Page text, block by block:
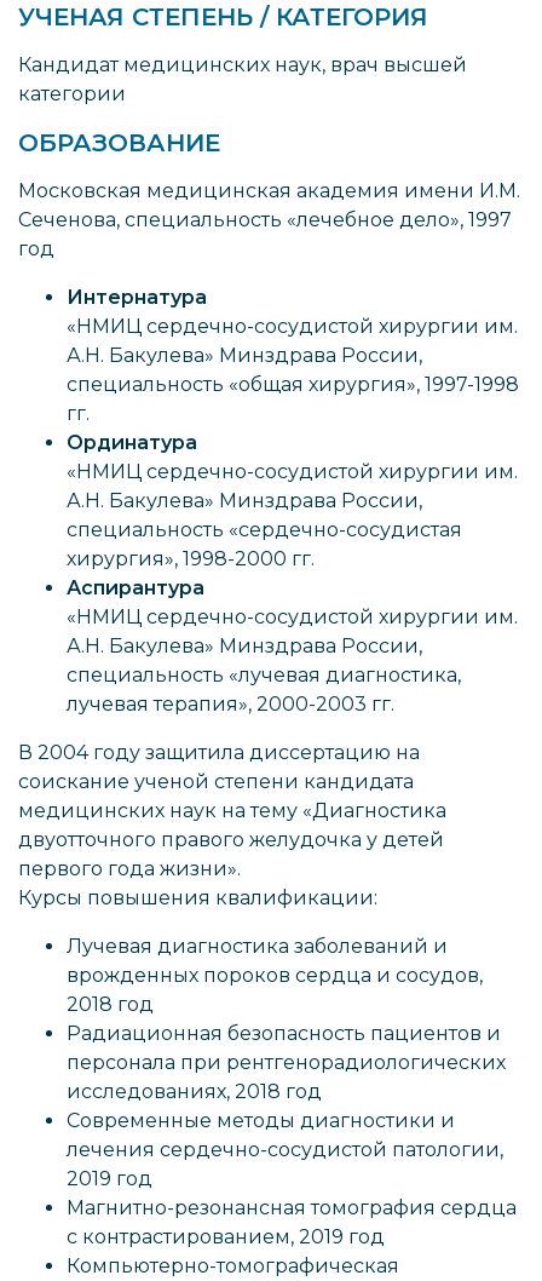
УЧЕНАЯ СТЕПЕНЬ / КАТЕГОРИЯ
Кандидат медицинских наук, врач высшей
категории
ОБРАЗОВАНИЕ
Московская медицинская академия имени И.М.
Сеченова, специальность «лечебное дело», 1997
год
Интернатура
«НМИЦ сердечно-сосудистой хирургии им.
А.Н. Бакулева» Минздрава России,
специальность «общая хирургия», 1997-1998
гг.
Ординатура
«НМИЦ сердечно-сосудистой хирургии им.
А.Н. Бакулева» Минздрава России,
специальность «сердечно-сосудистая
хирургия», 1998-2000 гг.
Аспирантура
«НМИЦ сердечно-сосудистой хирургии им.
А.Н. Бакулева» Минздрава России,
специальность «лучевая диагностика,
лучевая терапия», 2000-2003 гг.
В 2004 году защитила диссертацию на
соискание ученой степени кандидата
медицинских наук на тему «Диагностика
двуотточного правого желудочка у детей
первого года жизни».
Курсы повышения квалификации:
Лучевая диагностика заболеваний и
врожденных пороков сердца и сосудов,
2018 год
Радиационная безопасность пациентов и
персонала при рентгенорадиологических
исследованиях, 2018 год
Современные методы диагностики и
лечения сердечно-сосудистой патологии,
2019 год
Магнитно-резонансная томография сердца
с контрастированием, 2019 год
Компьютерно-томографическая